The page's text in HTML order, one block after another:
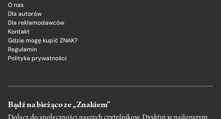
O nas
Dla autorów
Dla reklamodawców
Kontakt
Gdzie mogę kupić ZNAK?
Regulamin
Polityka prywatności
Bądź na bieżąco ze „Znakiem”